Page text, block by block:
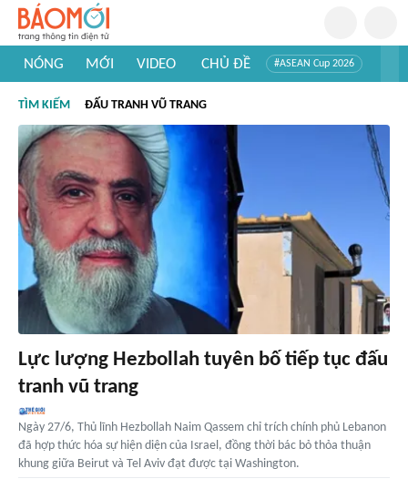
NÓNG MỚI VIDEO CHỦ ĐỀ #ASEAN Cup 2026
#Khám phá thế giới
TÌM KIẾM ĐẤU TRANH VŨ TRANG
Lực lượng Hezbollah tuyên bố tiếp tục đấu
tranh vũ trang
Ngày 27/6, Thủ lĩnh Hezbollah Naim Qassem chỉ trích chính phủ Lebanon
đã hợp thức hóa sự hiện diện của Israel, đồng thời bác bỏ thỏa thuận
khung giữa Beirut và Tel Aviv đạt được tại Washington.